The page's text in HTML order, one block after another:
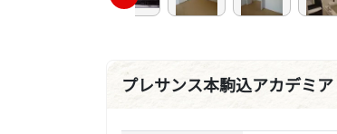
プレサンス本駒込アカデミ